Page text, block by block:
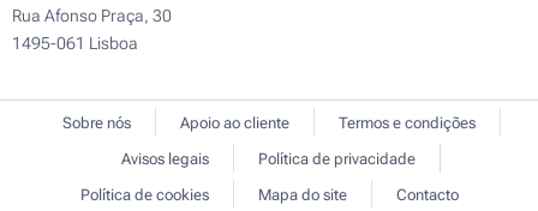
Rua Afonso Praça, 30
1495-061 Lisboa
Sobre nós Apoio ao cliente
Termos e condições
Avisos legais
Política de privacidade
Política de cookies
Mapa do site Contacto